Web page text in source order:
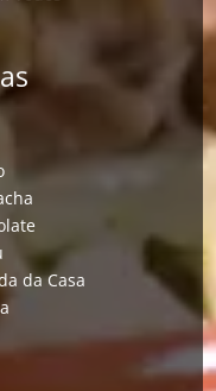
da Casa